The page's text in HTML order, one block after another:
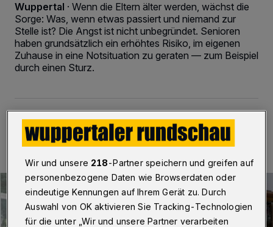
Wuppertal · Wenn die Eltern älter werden, wächst die
Sorge: Was, wenn etwas passiert und niemand zur
Stelle ist? Die Angst ist nicht unbegründet. Senioren
haben grundsätzlich ein erhöhtes Risiko, im eigenen
Zuhause in eine Notsituation zu geraten — zum Beispiel
durch einen Sturz.
27.11.2018 , 23:15 Uhr 2 Minuten Lesezeit
Wir und unsere 218-Partner speichern und greifen auf
personenbezogene Daten wie Browserdaten oder
eindeutige Kennungen auf Ihrem Gerät zu. Durch
Auswahl von OK aktivieren Sie Tracking-Technologien
für die unter „Wir und unsere Partner verarbeiten